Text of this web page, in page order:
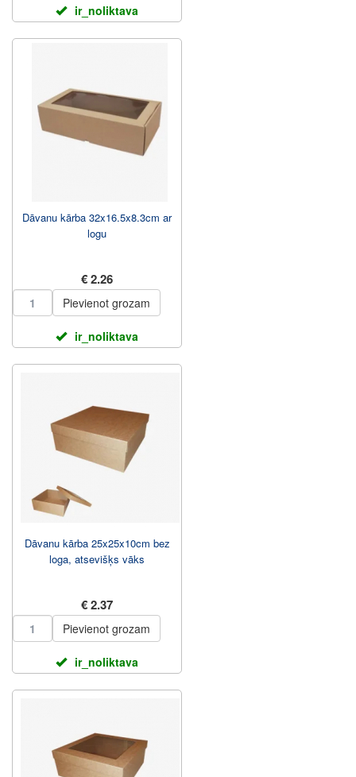
ir_noliktava
Dāvanu kārba 32x16.5x8.3cm ar
logu
€ 2.26
Pievienot grozam
ir_noliktava
Dāvanu kārba 25x25x10cm bez
loga, atsevišķs vāks
€ 2.37
Pievienot grozam
ir_noliktava